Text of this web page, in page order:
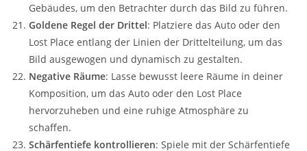
Gebäudes, um den Betrachter durch das Bild zu führen.
Goldene Regel der Drittel: Platziere das Auto oder den
Lost Place entlang der Linien der Drittelteilung, um das
Bild ausgewogen und dynamisch zu gestalten.
Negative Räume: Lasse bewusst leere Räume in deiner
Komposition, um das Auto oder den Lost Place
hervorzuheben und eine ruhige Atmosphäre zu
schaffen.
Schärfentiefe kontrollieren: Spiele mit der Schärfentiefe